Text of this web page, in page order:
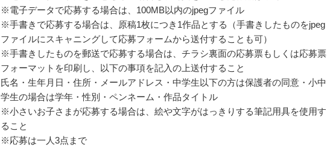
※電子データで応募する場合は、100MB以内のjpegファイル
※手書きで応募する場合は、原稿1枚につき1作品とする（手書きしたものをjpeg
ファイルにスキャニングして応募フォームから送付することも可）
※手書きしたものを郵送で応募する場合は、チラシ裏面の応募票もしくは応募票
フォーマットを印刷し、以下の事項を記入の上送付すること
氏名・生年月日・住所・メールアドレス・中学生以下の方は保護者の同意・小中
学生の場合は学年・性別・ペンネーム・作品タイトル
※小さいお子さまが応募する場合は、絵や文字がはっきりする筆記用具を使用す
ること
※応募は一人3点まで